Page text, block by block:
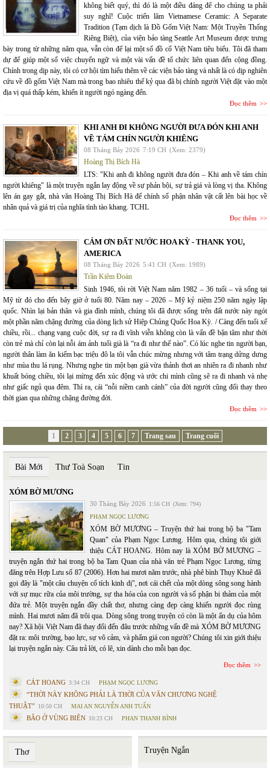
không biết quý, thì đó là một điều đáng để cho chúng ta phải
suy nghĩ! Cuộc triển lãm Vietnamese Ceramic: A Separate
Tradition (Tạm dịch là Đồ Gốm Việt Nam: Một Truyền Thống
Riêng Biệt), của viện bảo tàng Seattle Art Museum được trưng
bày trong từ những năm qua, vẫn còn để lại một số đồ cổ Việt Nam tiêu biểu. Tôi đã tham
dự để giúp một số việc chuyển ngữ và một vài vấn đề tổ chức liên quan đến cộng đồng.
Chính trong dịp này, tôi có cơ hội tìm hiểu thêm về các viện bảo tàng và nhất là có dịp nghiên
cứu về đồ gốm Việt Nam mà trong bao nhiêu thế kỷ qua đã bị chính người Việt đặt vào một
địa vị quá thấp kém, khiến ít người ngó ngàng đến.
Đọc thêm
KHI ANH ĐI KHÔNG NGƯỜI ĐƯA ĐÓN KHI ANH
VỀ TÁM CHÍN NGƯỜI KHIÊNG
08 Tháng Bảy 2026 7:19 CH (Xem: 2379)
Hoàng Thị Bích Hà
LTS: "Khi anh đi không người đưa đón – Khi anh về tám chín
người khiêng" là một truyện ngắn lay động về sự phản bội, sự trả giá và lòng vị tha. Không
lên án gay gắt, nhà văn Hoàng Thị Bích Hà để chính số phận nhân vật cất lên bài học về
nhân quả và giá trị của nghĩa tình tào khang. TCHL
Đọc thêm
CÁM ƠN ĐẤT NƯỚC HOA KỲ - THANK YOU,
AMERICA
08 Tháng Bảy 2026 5:41 CH (Xem: 1989)
Trần Kiêm Đoàn
Sinh 1946, tôi rời Việt Nam năm 1982 – 36 tuổi – và sống tại
Mỹ từ đó cho đến bây giờ ở tuổi 80. Năm nay – 2026 – Mỹ kỷ niệm 250 năm ngày lập
quốc. Nhìn lại bản thân và gia đình mình, chúng tôi đã được sống trên đất nước này ngót
một phần năm chặng đường của dòng lịch sử Hiệp Chủng Quốc Hoa Kỳ. / Càng đến tuổi xế
chiều, rồi... chạng vạng cuộc đời, sự ra đi vĩnh viễn không còn là vấn đề bận tâm như thời
còn trẻ mà chỉ còn lại nỗi ám ảnh tuổi già là “ra đi như thế nào”. Có lúc nghe tin người bạn,
người thân làm ăn kiếm bạc triệu đô la tôi vẫn chúc mừng nhưng với tâm trạng dửng dưng
như mùa thu lá rụng. Nhưng nghe tin một bạn già vừa thảnh thơi an nhiên ra đi nhanh như
khuất bóng chiều, tôi lại mừng đến xúc động và ước chi mình cũng sẽ ra đi nhanh và nhẹ
như giấc ngủ qua đêm. Thì ra, cái “nỗi niềm canh cánh” của đời người cũng đổi thay theo
thời gian qua những chặng đường đời.
Đọc thêm
1 2 3 4 5 6 7 Trang sau Trang cuối
Bài Mới Thư Toà Soạn Tin
XÓM BỜ MƯƠNG
30 Tháng Bảy 2026 1:56 CH (Xem: 794)
PHẠM NGỌC LƯƠNG
XÓM BỜ MƯƠNG – Truyện thứ hai trong bộ ba "Tam
Quan" của Phạm Ngọc Lương. Hôm qua, chúng tôi giới
thiệu CÁT HOANG. Hôm nay là XÓM BỜ MƯƠNG –
truyện ngắn thứ hai trong bộ ba Tam Quan của nhà văn trẻ Phạm Ngọc Lương, từng
đăng trên Hợp Lưu số 87 (2006). Hơn hai mươi năm trước, nhà phê bình Thụy Khuê đã
gọi đây là "một câu chuyện cổ tích kinh dị", nơi cái chết của một dòng sông song hành
với sự mục rữa của môi trường, sự tha hóa của con người và số phận bi thảm của một
đứa trẻ. Một truyện ngắn đầy chất thơ, nhưng càng đẹp càng khiến người đọc rùng
mình. Hai mươi năm đã trôi qua. Dòng sông trong truyện có còn là một ẩn dụ của hôm
nay? Xã hội Việt Nam đã thay đổi đến đâu trước những vấn đề mà XÓM BỜ MƯƠNG
đặt ra: môi trường, bạo lực, sự vô cảm, và phẩm giá con người? Chúng tôi xin giới thiệu
lại truyện ngắn này. Câu trả lời, có lẽ, xin dành cho mỗi bạn đọc.
Đọc thêm
CÁT HOANG 3:34 CH PHẠM NGỌC LƯƠNG
“THỜI NÀY KHÔNG PHẢI LÀ THỜI CỦA VĂN CHƯƠNG NGHỆ
THUẬT” 10:50 CH MAI AN NGUYỄN ANH TUẤN
BÃO Ở VÙNG BIÊN 10:23 CH PHAN THANH BÌNH
Thơ Truyện Ngắn